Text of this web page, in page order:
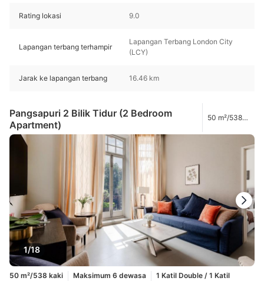
Rating lokasi 9.0
Lapangan terbang terhampir
Lapangan Terbang London City
(LCY)
Jarak ke lapangan terbang 16.46 km
Pangsapuri 2 Bilik Tidur (2 Bedroom
Apartment)
50 m²/538
1/18
50 m²/538 kaki Maksimum 6 dewasa
1 Katil Double / 1 Katil